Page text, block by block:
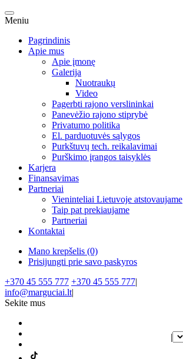
Meniu
Pagrindinis
Apie mus
Apie įmonę
Galerija
Nuotraukų
Video
Pagerbti rajono verslininkai
Panevėžio rajono stiprybė
Privatumo politika
El. parduotuvės sąlygos
Purkštuvų tech. reikalavimai
Purškimo įrangos taisyklės
Karjera
Finansavimas
Partneriai
Vieninteliai Lietuvoje atstovaujame
Taip pat prekiaujame
Partneriai
Kontaktai
Mano krepšelis (0)
Prisijungti prie savo paskyros
+370 45 555 777 +370 45 555 777|
info@marguciai.lt|
Sekite mus
|